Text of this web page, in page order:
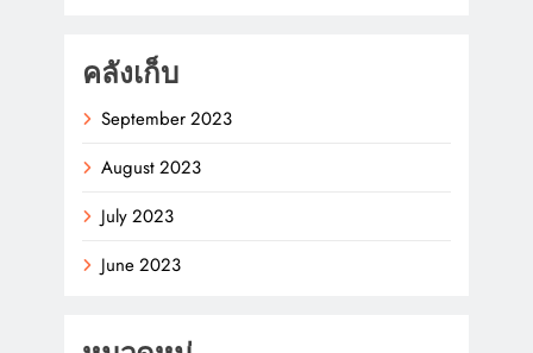
คลังเก็บ
September 2023
August 2023
July 2023
June 2023